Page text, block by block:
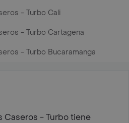
- Turbo Cali
- Turbo Cartagena
- Turbo Bucaramanga
Caseros - Turbo tiene